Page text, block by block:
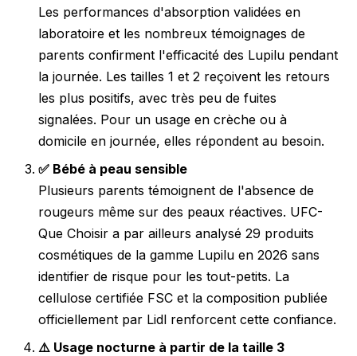
Les performances d'absorption validées en
laboratoire et les nombreux témoignages de
parents confirment l'efficacité des Lupilu pendant
la journée. Les tailles 1 et 2 reçoivent les retours
les plus positifs, avec très peu de fuites
signalées. Pour un usage en crèche ou à
domicile en journée, elles répondent au besoin.
✅ Bébé à peau sensible
Plusieurs parents témoignent de l'absence de
rougeurs même sur des peaux réactives. UFC-
Que Choisir a par ailleurs analysé 29 produits
cosmétiques de la gamme Lupilu en 2026 sans
identifier de risque pour les tout-petits. La
cellulose certifiée FSC et la composition publiée
officiellement par Lidl renforcent cette confiance.
⚠️ Usage nocturne à partir de la taille 3